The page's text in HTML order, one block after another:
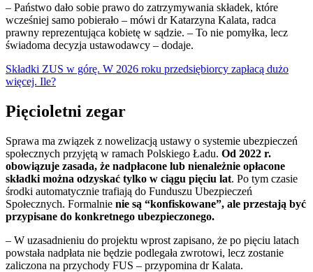
– Państwo dało sobie prawo do zatrzymywania składek, które
wcześniej samo pobierało – mówi dr Katarzyna Kalata, radca
prawny reprezentująca kobietę w sądzie. – To nie pomyłka, lecz
świadoma decyzja ustawodawcy – dodaje.
Składki ZUS w górę. W 2026 roku przedsiębiorcy zapłacą dużo
więcej. Ile?
Pięcioletni zegar
Sprawa ma związek z nowelizacją ustawy o systemie ubezpieczeń
społecznych przyjętą w ramach Polskiego Ładu. Od 2022 r.
obowiązuje zasada, że nadpłacone lub nienależnie opłacone
składki można odzyskać tylko w ciągu pięciu lat. Po tym czasie
środki automatycznie trafiają do Funduszu Ubezpieczeń
Społecznych. Formalnie nie są “konfiskowane”, ale przestają być
przypisane do konkretnego ubezpieczonego.
– W uzasadnieniu do projektu wprost zapisano, że po pięciu latach
powstała nadpłata nie będzie podlegała zwrotowi, lecz zostanie
zaliczona na przychody FUS – przypomina dr Kalata.